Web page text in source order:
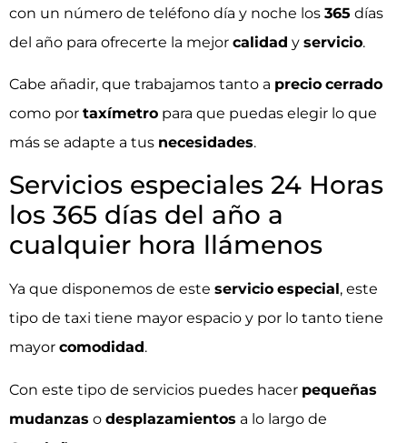
con un número de teléfono día y noche los 365 días
del año para ofrecerte la mejor calidad y servicio.
Cabe añadir, que trabajamos tanto a precio cerrado
como por taxímetro para que puedas elegir lo que
más se adapte a tus necesidades.
Servicios especiales 24 Horas
los 365 días del año a
cualquier hora llámenos
Ya que disponemos de este servicio especial, este
tipo de taxi tiene mayor espacio y por lo tanto tiene
mayor comodidad.
Con este tipo de servicios puedes hacer pequeñas
mudanzas o desplazamientos a lo largo de